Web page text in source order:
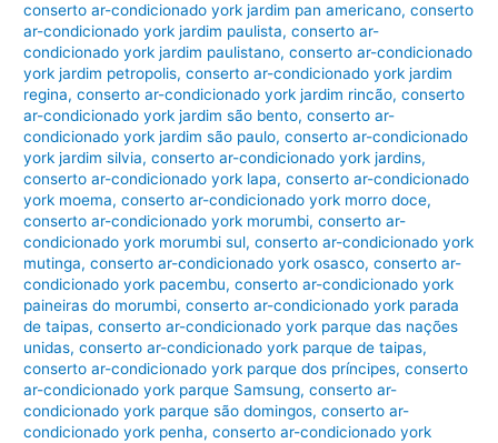
conserto ar-condicionado york jardim pan americano,conserto
ar-condicionado york jardim paulista,conserto ar-
condicionado york jardim paulistano,conserto ar-condicionado
york jardim petropolis,conserto ar-condicionado york jardim
regina,conserto ar-condicionado york jardim rincão,conserto
ar-condicionado york jardim são bento,conserto ar-
condicionado york jardim são paulo,conserto ar-condicionado
york jardim silvia,conserto ar-condicionado york jardins,
conserto ar-condicionado york lapa,conserto ar-condicionado
york moema,conserto ar-condicionado york morro doce,
conserto ar-condicionado york morumbi,conserto ar-
condicionado york morumbi sul,conserto ar-condicionado york
mutinga,conserto ar-condicionado york osasco,conserto ar-
condicionado york pacembu,conserto ar-condicionado york
paineiras do morumbi,conserto ar-condicionado york parada
de taipas,conserto ar-condicionado york parque das nações
unidas,conserto ar-condicionado york parque de taipas,
conserto ar-condicionado york parque dos príncipes,conserto
ar-condicionado york parque Samsung,conserto ar-
condicionado york parque são domingos,conserto ar-
condicionado york penha,conserto ar-condicionado york